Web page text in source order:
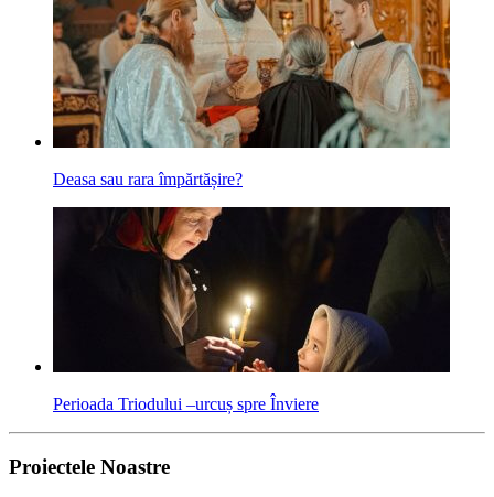
Deasa sau rara îm­părtășire?
Perioada Triodului –urcuș spre Înviere
Proiectele Noastre